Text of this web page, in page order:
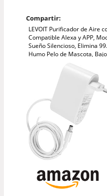
Compartir:
LEVOIT Purificador de Aire
Compatible Alexa y APP,
Sueño Silencioso, Elimina
Humo Pelo de Mascota,